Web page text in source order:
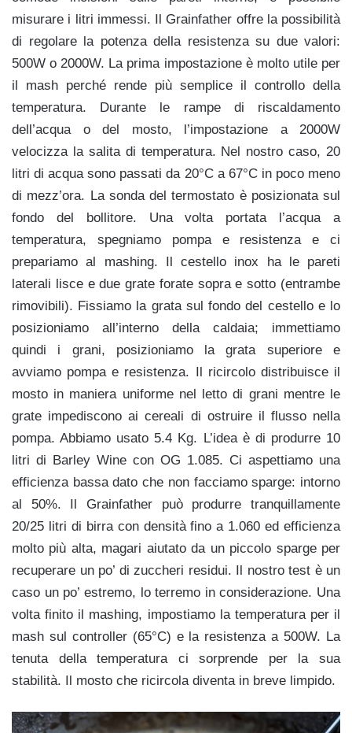
misurare i litri immessi. Il Grainfather offre la possibilità
di regolare la potenza della resistenza su due valori:
500W o 2000W. La prima impostazione è molto utile per
il mash perché rende più semplice il controllo della
temperatura. Durante le rampe di riscaldamento
dell’acqua o del mosto, l’impostazione a 2000W
velocizza la salita di temperatura. Nel nostro caso, 20
litri di acqua sono passati da 20°C a 67°C in poco meno
di mezz’ora. La sonda del termostato è posizionata sul
fondo del bollitore. Una volta portata l’acqua a
temperatura, spegniamo pompa e resistenza e ci
prepariamo al mashing. Il cestello inox ha le pareti
laterali lisce e due grate forate sopra e sotto (entrambe
rimovibili). Fissiamo la grata sul fondo del cestello e lo
posizioniamo all’interno della caldaia; immettiamo
quindi i grani, posizioniamo la grata superiore e
avviamo pompa e resistenza. Il ricircolo distribuisce il
mosto in maniera uniforme nel letto di grani mentre le
grate impediscono ai cereali di ostruire il flusso nella
pompa. Abbiamo usato 5.4 Kg. L’idea è di produrre 10
litri di Barley Wine con OG 1.085. Ci aspettiamo una
efficienza bassa dato che non facciamo sparge: intorno
al 50%. Il Grainfather può produrre tranquillamente
20/25 litri di birra con densità fino a 1.060 ed efficienza
molto più alta, magari aiutato da un piccolo sparge per
recuperare un po’ di zuccheri residui. Il nostro test è un
caso un po’ estremo, lo terremo in considerazione. Una
volta finito il mashing, impostiamo la temperatura per il
mash sul controller (65°C) e la resistenza a 500W. La
tenuta della temperatura ci sorprende per la sua
stabilità. Il mosto che ricircola diventa in breve limpido.